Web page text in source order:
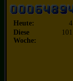
Heute:
4
Diese
Woche:
101